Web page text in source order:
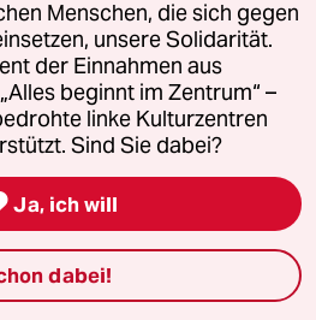
noch für Diskussionskultur.
,09:33 Uhr
mit diesen
"Grössen", deren
Hauptsächlch auf
basieren, stelle ich
Machen Sie sich um mich
Menschen, die sich gegen
unsere Solidarität.
der Einnahmen aus
beginnt im Zentrum“ –
linke Kulturzentren
Sind Sie dabei?
Ja, ich will
dabei!